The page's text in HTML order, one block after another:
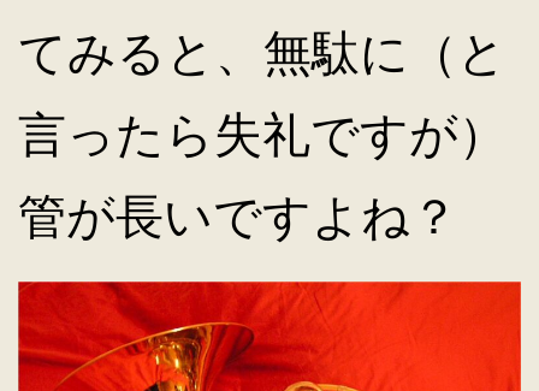
てみると、無駄に（と
言ったら失礼ですが）
管が長いですよね？